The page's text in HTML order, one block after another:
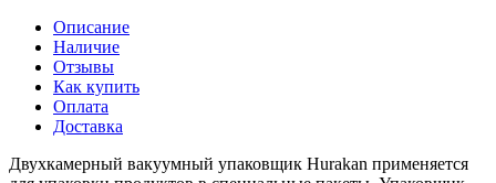
Описание
Наличие
Отзывы
Как купить
Оплата
Доставка
Двухкамерный вакуумный упаковщик Hurakan применяется